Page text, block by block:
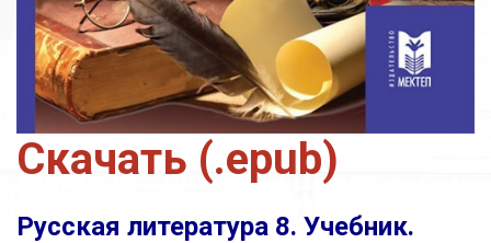
Скачать (.epub)
Русская литература 8. Учебник.